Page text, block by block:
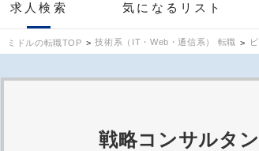
求人検索 気になるリスト
ミドルの転職TOP 技術系（IT・Web・通信系） 転職
戦略コンサルタ